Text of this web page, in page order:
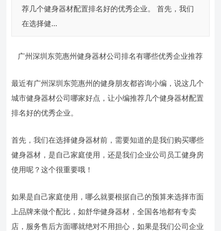
荐几个健身器材配置排名好的优秀企业。 首先，我们
在选择健...
广州深圳东莞惠州健身器材公司排名有哪些优秀企业推荐
最近有广州深圳东莞惠州的健身朋友都咨询小编，说这几个
城市健身器材公司哪家好点，让小编推荐几个健身器材配置
排名好的优秀企业。
首先，我们在选择健身器材前，需要知道的是我们购买哪些
健身器材，是自己家庭使用，还是我们企业公司员工健身房
使用呢？这个很重要哦！
如果是自己家庭使用，哪么就要根据自己的预算来选择市面
上品牌来做个配比，如舒华健身器材，全国各地都有专卖
店，服务售后方面哪就绝对不用担心，如果是我们公司企业